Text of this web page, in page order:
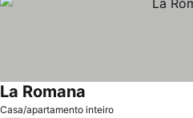
Casa/apartamento inteiro
La Romana